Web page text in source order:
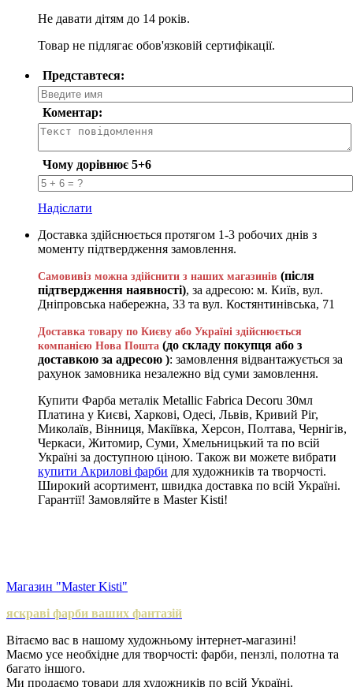
Не давати дітям до 14 років.
Товар не підлягає обов'язковій сертифікації.
Представтеся:
Коментар:
Чому дорівнює 5+6
Надіслати
Доставка здійснюється протягом 1-3 робочих днів з
моменту підтвердження замовлення.
Самовивіз можна здійснити з наших магазинів (після
підтвердження наявності), за адресою: м. Київ, вул.
Дніпровська набережна, 33 та вул. Костянтинівська, 71
Доставка товару по Києву або Україні здійснюється
компанією Нова Пошта (до складу покупця або з
доставкою за адресою ): замовлення відвантажується за
рахунок замовника незалежно від суми замовлення.
Купити Фарба металік Metallic Fabrica Decoru 30мл
Платина у Києві, Харкові, Одесі, Львів, Кривий Ріг,
Миколаїв, Вінниця, Макіївка, Херсон, Полтава, Чернігів,
Черкаси, Житомир, Суми, Хмельницький та по всій
Україні за доступною ціною. Також ви можете вибрати
купити Акрилові фарби для художників та творчості.
Широкий асортимент, швидка доставка по всій Україні.
Гарантії! Замовляйте в Master Kisti!
Магазин "Master Kisti"
яскраві фарби ваших фантазій
Вітаємо вас в нашому художньому інтернет-магазині!
Маємо усе необхідне для творчості: фарби, пензлі, полотна та
багато іншого.
Ми продаємо товари для художників по всій Україні.